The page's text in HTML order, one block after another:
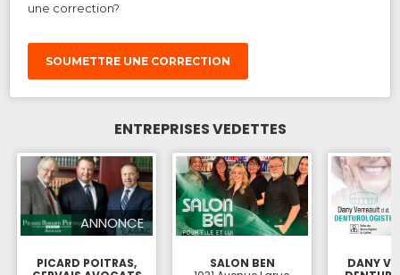
une correction?
SOUMETTRE UNE CORRECTION
ENTREPRISES VEDETTES
ANNONCE
PICARD POITRAS,
SALON BEN
DANY